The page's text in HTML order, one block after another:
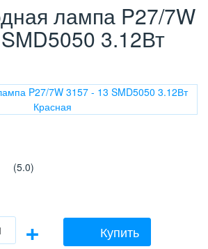
лампа P27/7W
3.12Вт
(5.0)
+ Купить